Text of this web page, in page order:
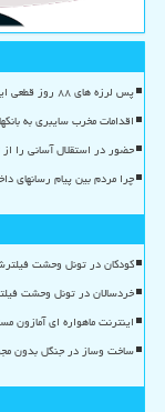
پس لرزه های ۸۸ روز قطعی اینترنت
اقدامات مخرب سایبری به
حضور در استقلال آسانی را از
چرا مردم بین پیام رسانهای
کودکان در تونل وحشت
خردسالان در تونل وحشت
اینترنت ماهواره ای آمازون
ساخت وساز در جنگل بدون